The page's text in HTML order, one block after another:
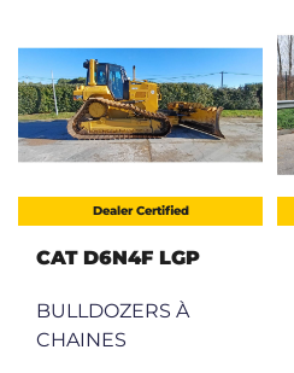
Dealer Certified
CAT D6N4F LGP
BULLDOZERS À
CHAINES